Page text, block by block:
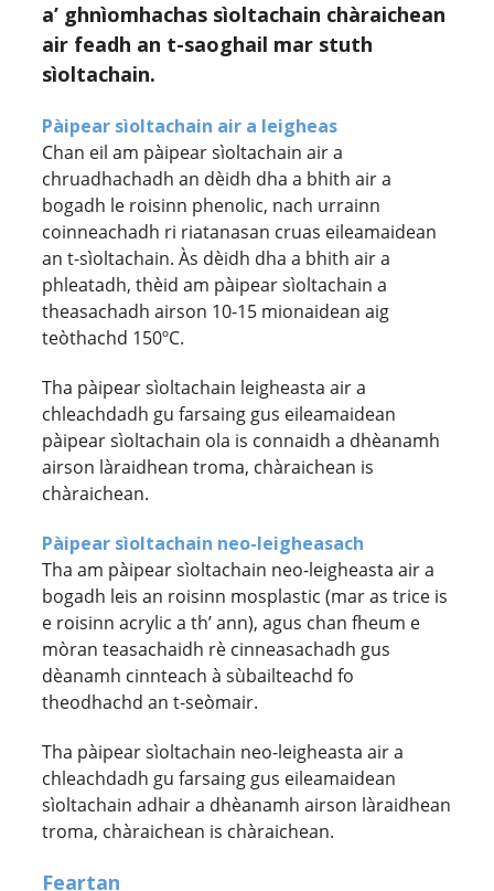
a’ ghnìomhachas sìoltachain chàraichean
air feadh an t-saoghail mar stuth
sìoltachain.
Pàipear sìoltachain air a leigheas
Chan eil am pàipear sìoltachain air a
chruadhachadh an dèidh dha a bhith air a
bogadh le roisinn phenolic, nach urrainn
coinneachadh ri riatanasan cruas eileamaidean
an t-sìoltachain. Às dèidh dha a bhith air a
phleatadh, thèid am pàipear sìoltachain a
theasachadh airson 10-15 mionaidean aig
teòthachd 150ºC.
Tha pàipear sìoltachain leigheasta air a
chleachdadh gu farsaing gus eileamaidean
pàipear sìoltachain ola is connaidh a dhèanamh
airson làraidhean troma, chàraichean is
chàraichean.
Pàipear sìoltachain neo-leigheasach
Tha am pàipear sìoltachain neo-leigheasta air a
bogadh leis an roisinn mosplastic (mar as trice is
e roisinn acrylic a th’ ann), agus chan fheum e
mòran teasachaidh rè cinneasachadh gus
dèanamh cinnteach à sùbailteachd fo
theodhachd an t-seòmair.
Tha pàipear sìoltachain neo-leigheasta air a
chleachdadh gu farsaing gus eileamaidean
sìoltachain adhair a dhèanamh airson làraidhean
troma, chàraichean is chàraichean.
Feartan